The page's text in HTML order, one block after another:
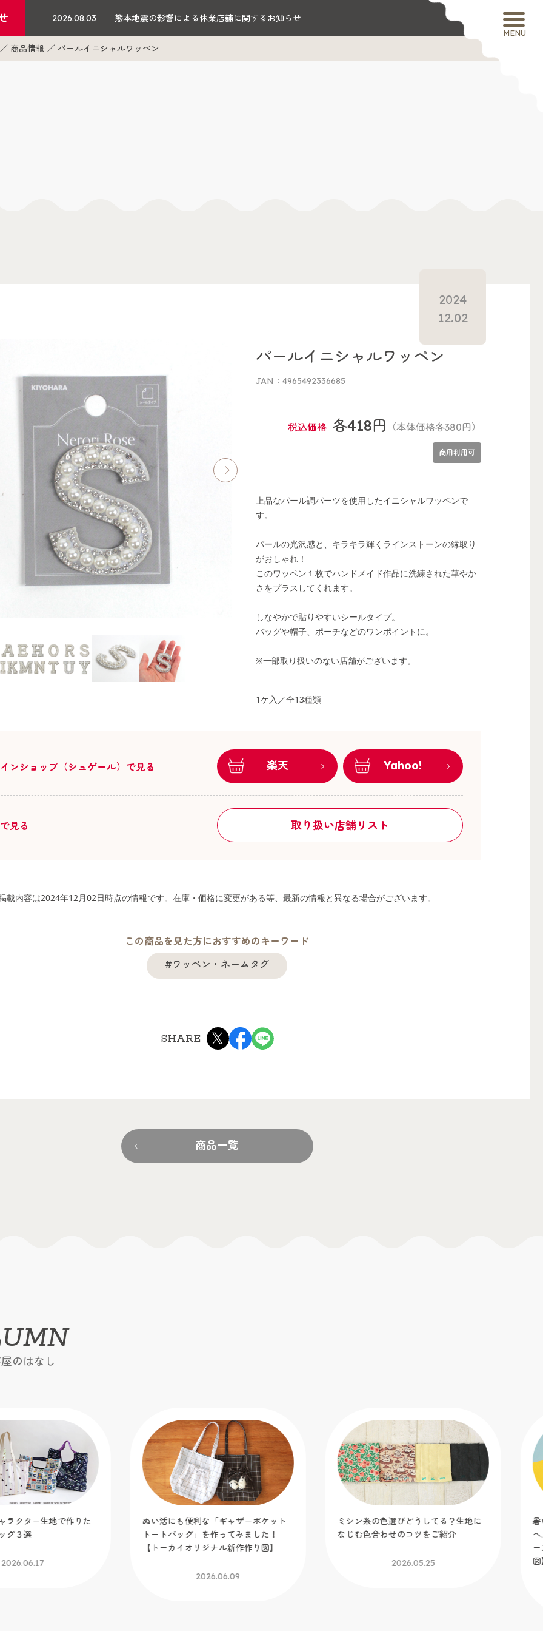
MENU
2026.08.03 熊本地震の影響による休業店舗に関するお知らせ
商品情報 パールイニシャルワッペン
パールイニシャルワッペン
JAN：4965492336685
2024
12.02
税込価格 各418円 （本体価格各380円）
商用利用可
上品なパール調パーツを使用したイニシャルワッペンで
す。
パールの光沢感と、キラキラ輝くラインストーンの縁取り
がおしゃれ！
このワッペン１枚でハンドメイド作品に洗練された華やか
さをプラスしてくれます。
しなやかで貼りやすいシールタイプ。
バッグや帽子、ポーチなどのワンポイントに。
※一部取り扱いのない店舗がございます。
1ケ入／全13種類
ンショップ（シュゲール）で見る 楽天 Yahoo!
見る 取り扱い店舗リスト
載内容は2024年12月02日時点の情報です。在庫・価格に変更がある等、最新の情報と異なる場合がございます。
この商品を見た方におすすめのキーワード
#ワッペン・ネームタグ
SHARE
商品一覧
のはなし
ラクター生地で作りた
グ３選
2026.06.17
ぬい活にも便利な「ギャザーポケット
トートバッグ」を作ってみました！
【トーカイオリジナル新作作り図】
2026.06.09
ミシン糸の色選びどうしてる？生地に
なじむ色合わせのコツをご紹介
2026.05.25
暑
へ
図